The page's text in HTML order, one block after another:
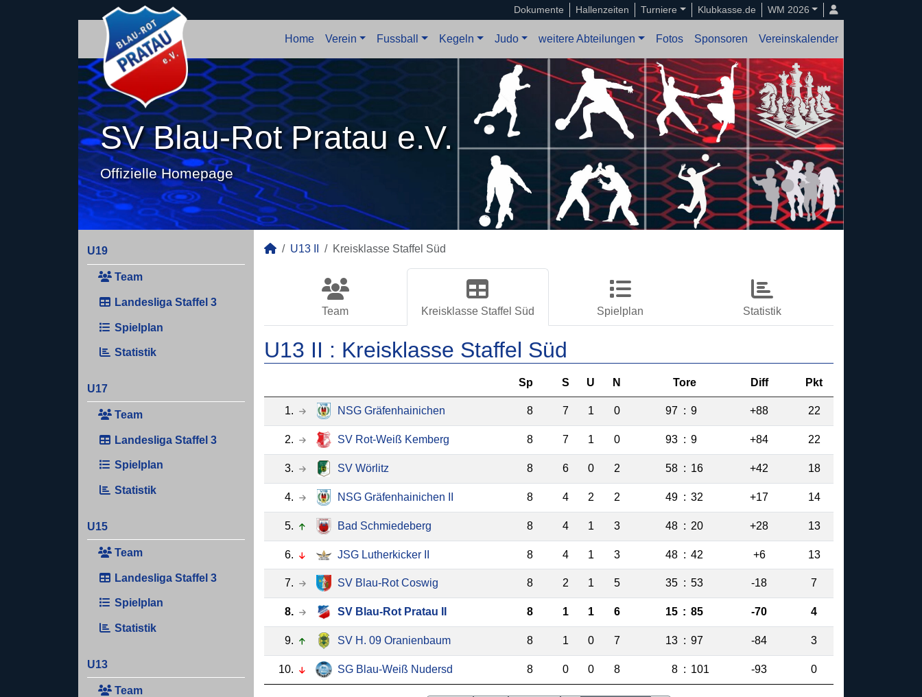
Dokumente Hallenzeiten Turniere Klubkasse.de WM 2026
Home Verein Fussball Kegeln Judo weitere Abteilungen Fotos Sponsoren Vereinskalender
SV Blau-Rot Pratau e.V.
Offizielle Homepage
U19
Team
Landesliga Staffel 3
Spielplan
Statistik
U17
Team
Landesliga Staffel 3
Spielplan
Statistik
U15
Team
Landesliga Staffel 3
Spielplan
Statistik
U13
Team
U13 II Kreisklasse Staffel Süd
Team Kreisklasse Staffel Süd Spielplan Statistik
U13 II : Kreisklasse Staffel Süd
Sp S U N Tore Diff Pkt
1. NSG Gräfenhainichen 8 7 1 0 97 : 9 +88 22
2. SV Rot-Weiß Kemberg 8 7 1 0 93 : 9 +84 22
3. SV Wörlitz 8 6 0 2 58 : 16 +42 18
4. NSG Gräfenhainichen II 8 4 2 2 49 : 32 +17 14
5. Bad Schmiedeberg 8 4 1 3 48 : 20 +28 13
6. JSG Lutherkicker II 8 4 1 3 48 : 42 +6 13
7. SV Blau-Rot Coswig 8 2 1 5 35 : 53 -18 7
8. SV Blau-Rot Pratau II 8 1 1 6 15 : 85 -70 4
9. SV H. 09 Oranienbaum 8 1 0 7 13 : 97 -84 3
10. SG Blau-Weiß Nudersd 8 0 0 8 8 : 101 -93 0